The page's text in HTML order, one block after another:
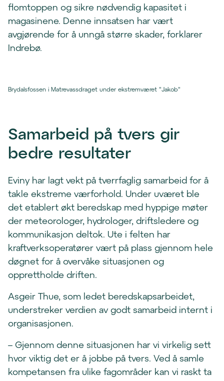
flomtoppen og sikre nødvendig kapasitet i
magasinene. Denne innsatsen har vært
avgjørende for å unngå større skader, forklarer
Indrebø.
Brydalsfossen i Matrevassdraget under ekstremværet "Jakob"
Samarbeid på tvers gir
bedre resultater
Eviny har lagt vekt på tverrfaglig samarbeid for å
takle ekstreme værforhold. Under uværet ble
det etablert økt beredskap med hyppige møter
der meteorologer, hydrologer, driftsledere og
kommunikasjon deltok. Ute i felten har
kraftverksoperatører vært på plass gjennom hele
døgnet for å overvåke situasjonen og
opprettholde driften.
Asgeir Thue, som ledet beredskapsarbeidet,
understreker verdien av godt samarbeid internt i
organisasjonen.
– Gjennom denne situasjonen har vi virkelig sett
hvor viktig det er å jobbe på tvers. Ved å samle
kompetansen fra ulike fagområder kan vi raskt ta